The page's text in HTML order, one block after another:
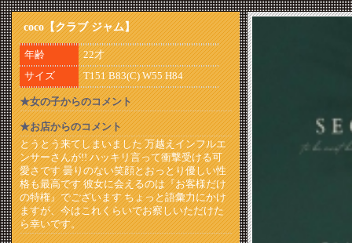
coco【クラブ ジャム】
年齢
22才
サイズ
T151 B83(C) W55 H84
★女の子からのコメント
★お店からのコメント
とうとう来てしまいました 万越えインフルエ
ンサーさんが!! ハッキリ言って衝撃受ける可
愛さです 曇りのない笑顔とおっとり優しい性
格も最高です 彼女に会えるのは『お客様だけ
の特権』でございます ちょっと語彙力にかけ
ますが、今はこれくらいでお察しいただけた
ら幸いです。